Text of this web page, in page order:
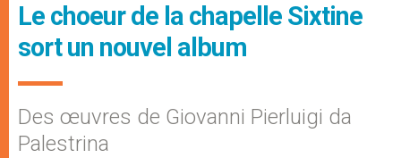
Le choeur de la chapelle Sixtine
sort un nouvel album
Des œuvres de Giovanni Pierluigi da
Palestrina